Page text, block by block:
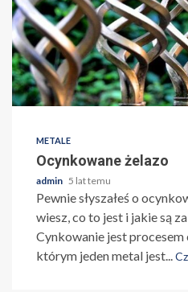
METALE
Ocynkowane żelazo
admin 5 lat temu
Pewnie słyszałeś o
wiesz, co to jest i jakie są
Cynkowanie jest
którym jeden metal jest...